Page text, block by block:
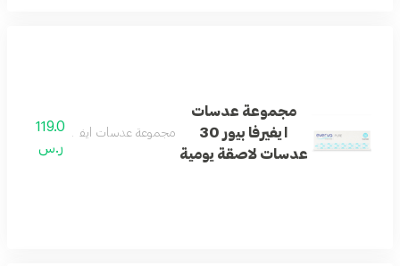
مجموعة عدسات
ايفيرفا بيور 30
عدسات لاصقة يومية
مجموعة عدسات ايفيرفا بيور 30 عدسات لاصقة يومية
119.0
ر.س